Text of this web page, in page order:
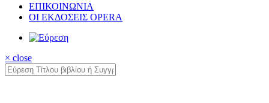
ΕΠΙΚΟΙΝΩΝΙΑ
ΟΙ ΕΚΔΟΣΕΙΣ OPERA
× close